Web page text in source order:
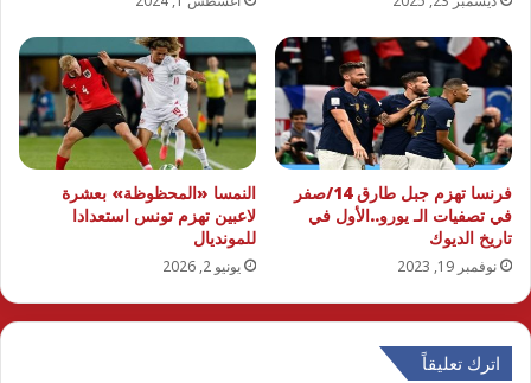
فرنسا تهزم جبل طارق 14/صفر
في تصفيات الـ يورو..الأول في
تاريخ الديوك
نوفمبر 19, 2023
النمسا «المحظوظة» بعشرة
لاعبين تهزم تونس استعدادا
للمونديال
يونيو 2, 2026
اترك تعليقاً